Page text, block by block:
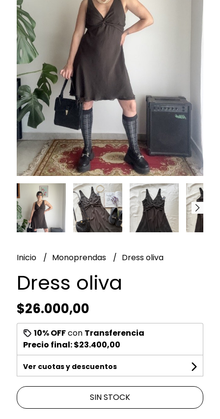
Inicio Monoprendas Dress oliva
Dress oliva
$26.000,00
10% OFFcon Transferencia
Precio final:$23.400,00
Ver cuotas y descuentos
SIN STOCK